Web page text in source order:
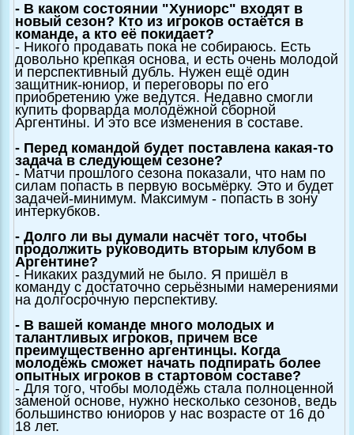
- В каком состоянии "Хуниорс" входят в
новый сезон? Кто из игроков остаётся в
команде, а кто её покидает?
- Никого продавать пока не собираюсь. Есть
довольно крепкая основа, и есть очень молодой
и перспективный дубль. Нужен ещё один
защитник-юниор, и переговоры по его
приобретению уже ведутся. Недавно смогли
купить форварда молодёжной сборной
Аргентины. И это все изменения в составе.
- Перед командой будет поставлена какая-то
задача в следующем сезоне?
- Матчи прошлого сезона показали, что нам по
силам попасть в первую восьмёрку. Это и будет
задачей-минимум. Максимум - попасть в зону
интеркубков.
- Долго ли вы думали насчёт того, чтобы
продолжить руководить вторым клубом в
Аргентине?
- Никаких раздумий не было. Я пришёл в
команду с достаточно серьёзными намерениями
на долгосрочную перспективу.
- В вашей команде много молодых и
талантливых игроков, причем все
преимущественно аргентинцы. Когда
молодёжь сможет начать подпирать более
опытных игроков в стартовом составе?
- Для того, чтобы молодёжь стала полноценной
заменой основе, нужно несколько сезонов, ведь
большинство юниоров у нас возрасте от 16 до
18 лет.